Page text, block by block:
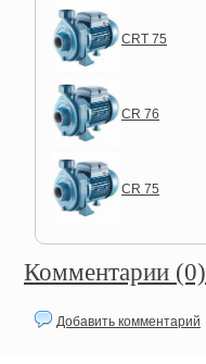
CRT 75
CR 76
CR 75
Комментарии (0)
Добавить комментарий